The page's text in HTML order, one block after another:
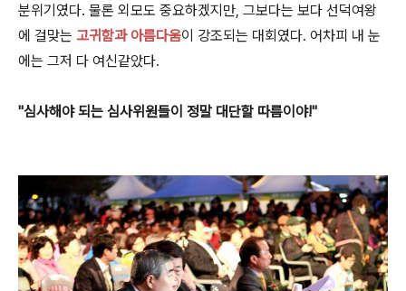
분위기였다. 물론 외모도 중요하겠지만, 그보다는 보다 선덕여왕
에 걸맞는 고귀함과 아름다움이 강조되는 대회였다. 어차피 내 눈
에는 그저 다 여신같았다.
"심사해야 되는 심사위원들이 정말 대단할 따름이야!"